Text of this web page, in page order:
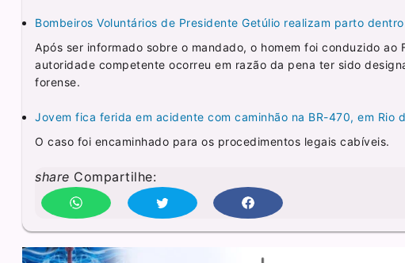
Bombeiros Voluntários de Presidente Getúlio realizam parto
Após ser informado sobre o mandado, o homem foi conduzido
autoridade competente ocorreu em razão da pena ter sido
forense.
Jovem fica ferida em acidente com caminhão na BR-470, em Rio
O caso foi encaminhado para os procedimentos legais cabíveis.
share Compartilhe: